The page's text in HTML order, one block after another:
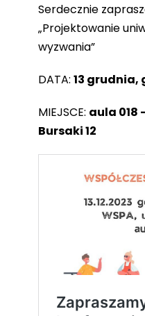
Serdecznie
„Projektowanie
wyzwania”
DATA: 13 grudnia,
MIEJSCE: aula 018
Bursaki 12